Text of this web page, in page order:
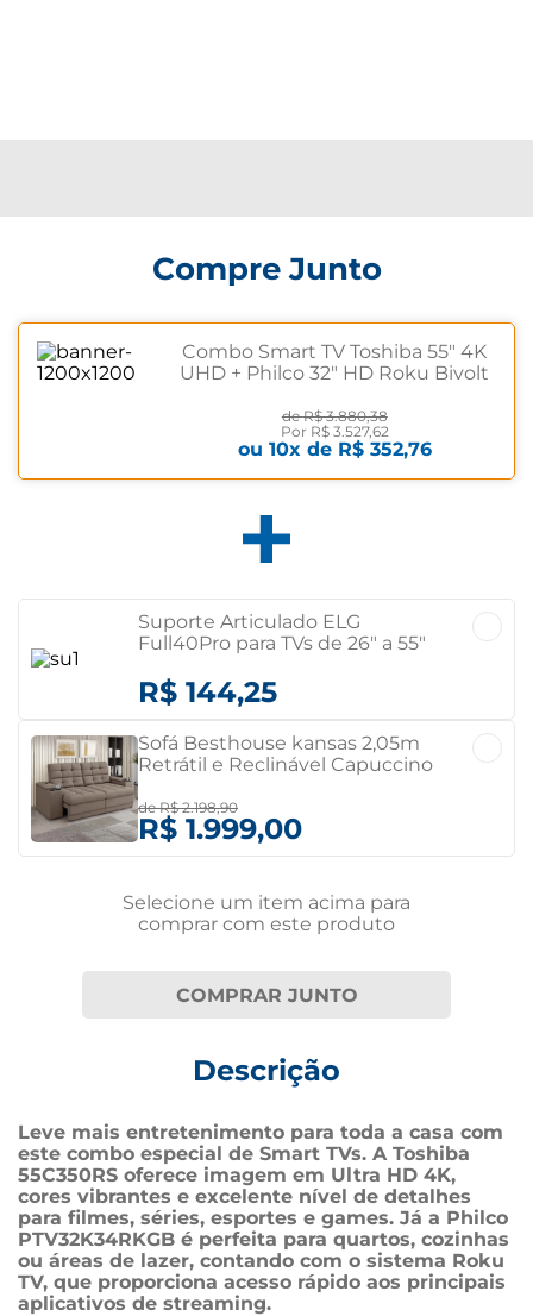
Compre Junto
Combo Smart TV Toshiba 55" 4K
UHD + Philco 32" HD Roku Bivolt
deR$ 3.880,38
Por R$ 3.527,62
ou 10x de R$ 352,76
Suporte Articulado ELG
Full40Pro para TVs de 26" a 55"
R$ 144,25
Sofá Besthouse kansas 2,05m
Retrátil e Reclinável Capuccino
deR$ 2.198,90
R$ 1.999,00
Selecione um item acima para
comprar com este produto
COMPRAR JUNTO
Descrição
Leve mais entretenimento para toda a casa com
este combo especial de Smart TVs. A Toshiba
55C350RS oferece imagem em Ultra HD 4K,
cores vibrantes e excelente nível de detalhes
para filmes, séries, esportes e games. Já a Philco
PTV32K34RKGB é perfeita para quartos, cozinhas
ou áreas de lazer, contando com o sistema Roku
TV, que proporciona acesso rápido aos principais
aplicativos de streaming.